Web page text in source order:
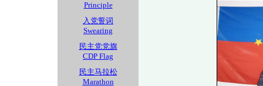
Principle
入党誓词
Swearing
民主党党旗
CDP Flag
民主马拉松
Marathon